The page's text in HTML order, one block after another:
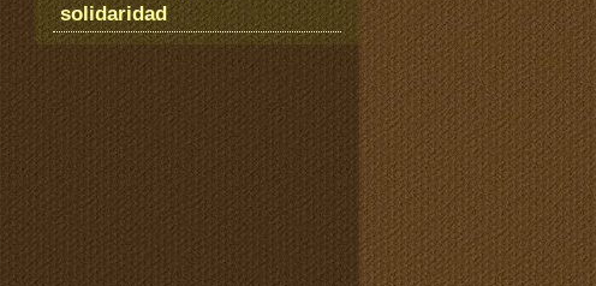
solidaridad